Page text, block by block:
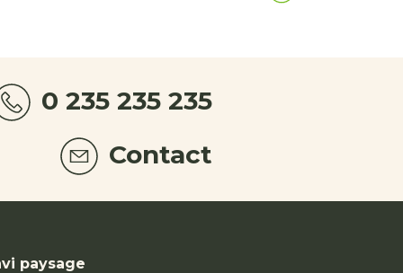
0 235 235 235
Contact
paysage